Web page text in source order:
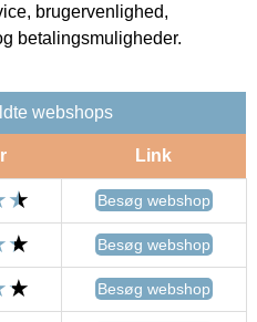
brugervenlighed,
betalingsmuligheder.
webshops
Link
Besøg webshop
Besøg webshop
Besøg webshop